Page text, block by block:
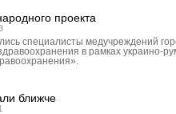
проекта
специалисты медучреждений
в рамках украино-
ближче